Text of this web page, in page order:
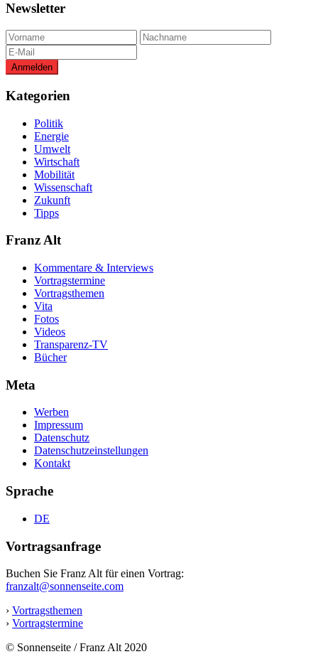
Newsletter
Kategorien
Politik
Energie
Umwelt
Wirtschaft
Mobilität
Wissenschaft
Zukunft
Tipps
Franz Alt
Kommentare & Interviews
Vortragstermine
Vortragsthemen
Vita
Fotos
Videos
Transparenz-TV
Bücher
Meta
Werben
Impressum
Datenschutz
Datenschutzeinstellungen
Kontakt
Sprache
DE
Vortragsanfrage
Buchen Sie Franz Alt für einen Vortrag:
franzalt@sonnenseite.com
› Vortragsthemen
› Vortragstermine
© Sonnenseite / Franz Alt 2020